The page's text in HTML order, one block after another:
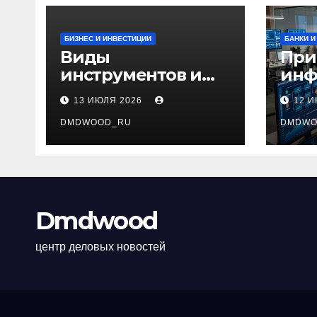
БИЗНЕС И ИНВЕСТИЦИИ
Виды
инструментов и
аксессуаров для
маникюра и
педикюра
13 ИЮЛЯ 2026
DMDWOOD_RU
БАНКИ
12
Dmdwood
центр деловых новостей